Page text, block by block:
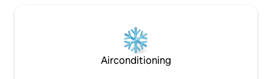
Airconditioning